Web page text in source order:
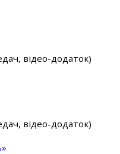
відео-додаток)
відео-додаток)